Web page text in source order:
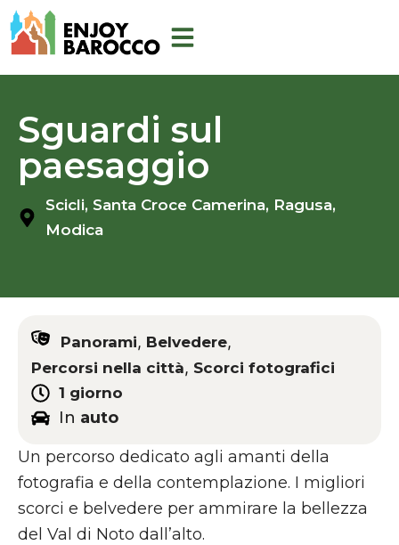
Aller
au
Sguardi sul
paesaggio
Scicli, Santa Croce Camerina, Ragusa,
Modica
Panorami, Belvedere,
Percorsi nella città, Scorci fotografici
1 giorno
In auto
Un percorso dedicato agli amanti della
fotografia e della contemplazione. I migliori
scorci e belvedere per ammirare la bellezza
del Val di Noto dall’alto.